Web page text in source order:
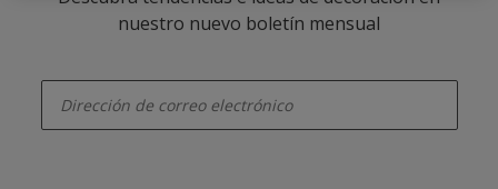
nuestro nuevo boletín mensual